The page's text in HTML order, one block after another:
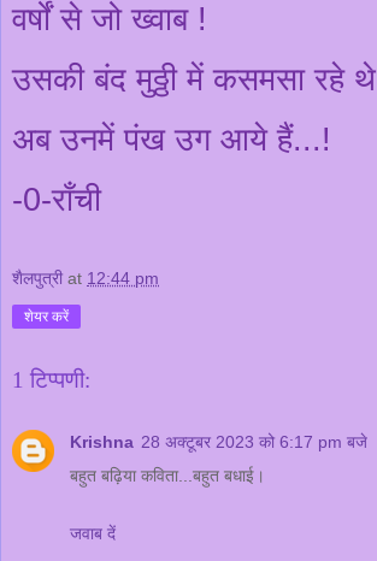
वर्षों से जो ख्वाब !
उसकी बंद मुठ्ठी में कसमसा रहे थे
अब उनमें पंख उग आये हैं...!
-0-राँची
शैलपुत्री at 12:44 pm
शेयर करें
1 टिप्पणी:
Krishna 28 अक्टूबर 2023 को 6:17 pm बजे
बहुत बढ़िया कविता...बहुत बधाई।
जवाब दें